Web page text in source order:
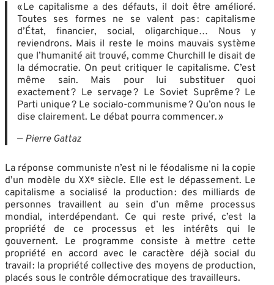
« Le capitalisme a des défauts, il doit être amélioré.
Toutes ses formes ne se valent pas : capitalisme
d’État, financier, social, oligarchique… Nous y
reviendrons. Mais il reste le moins mauvais système
que l’humanité ait trouvé, comme Churchill le disait de
la démocratie. On peut critiquer le capitalisme. C’est
même sain. Mais pour lui substituer quoi
exactement ? Le servage ? Le Soviet Suprême ? Le
Parti unique ? Le socialo-communisme ? Qu’on nous le
dise clairement. Le débat pourra commencer. »
— Pierre Gattaz
La réponse communiste n’est ni le féodalisme ni la copie
d’un modèle du XXᵉ siècle. Elle est le dépassement. Le
capitalisme a socialisé la production : des milliards de
personnes travaillent au sein d’un même processus
mondial, interdépendant. Ce qui reste privé, c’est la
propriété de ce processus et les intérêts qui le
gouvernent. Le programme consiste à mettre cette
propriété en accord avec le caractère déjà social du
travail : la propriété collective des moyens de production,
placés sous le contrôle démocratique des travailleurs.